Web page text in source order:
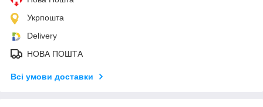
Укрпошта
Delivery
НОВА ПОШТА
Всі умови доставки